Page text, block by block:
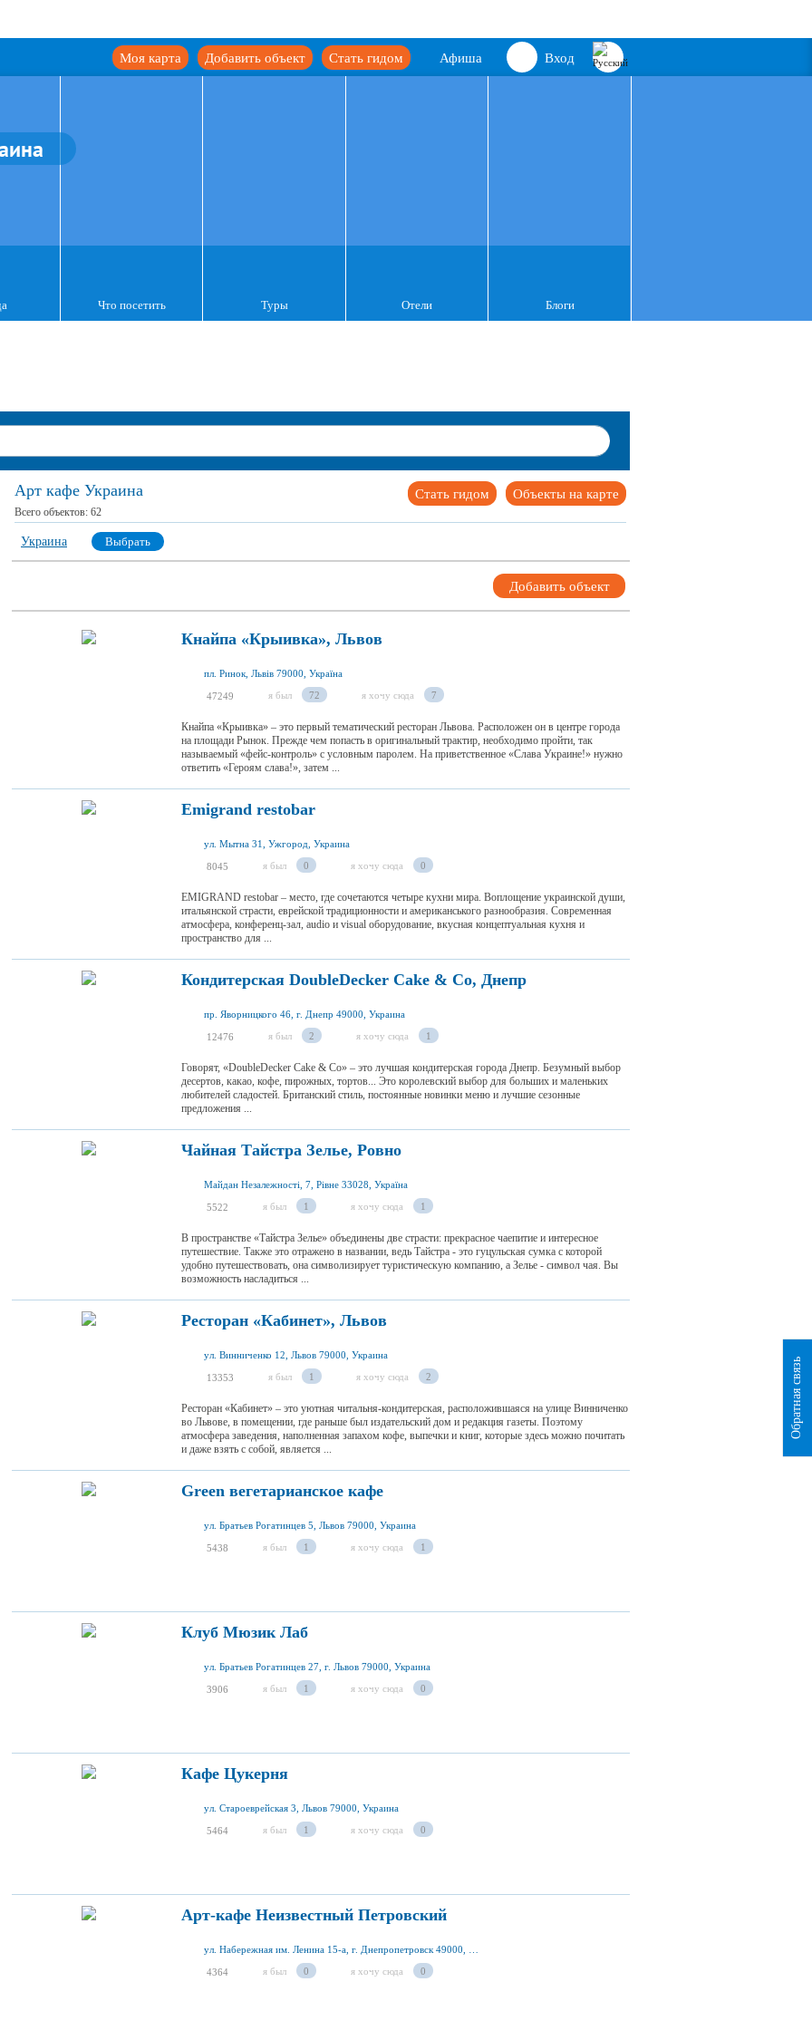
Вход
Афиша
Стать гидом
Добавить объект
Моя карта
Что посетить Туры Отели Блоги
Арт кафе Украина Объекты на карте
Стать гидом
Всего объектов: 62
Украина Выбрать
Добавить объект
Кнайпа «Крыивка», Львов
пл. Ринок, Львів 79000, Україна
47249 я был 72 я хочу сюда 7
Кнайпа «Крыивка» – это первый тематический ресторан Львова. Расположен он в центре города
на площади Рынок. Прежде чем попасть в оригинальный трактир, необходимо пройти, так
называемый «фейс-контроль» с условным паролем. На приветственное «Слава Украине!» нужно
ответить «Героям слава!», затем ...
Emigrand restobar
ул. Мытна 31, Ужгород, Украина
8045 я был 0 я хочу сюда 0
EMIGRAND restobar – место, где сочетаются четыре кухни мира. Воплощение украинской души,
итальянской страсти, еврейской традиционности и американського разнообразия. Современная
атмосфера, конференц-зал, audio и visual оборудование, вкусная концептуальная кухня и
пространство для ...
Кондитерская DoubleDecker Cake & Co, Днепр
пр. Яворницкого 46, г. Днепр 49000, Украина
12476 я был 2 я хочу сюда 1
Говорят, «DoubleDecker Cake & Co» – это лучшая кондитерская города Днепр. Безумный выбор
десертов, какао, кофе, пирожных, тортов... Это королевский выбор для больших и маленьких
любителей сладостей. Британский стиль, постоянные новинки меню и лучшие сезонные
предложения ...
Чайная Тайстра Зелье, Ровно
Майдан Незалежності, 7, Рівне 33028, Україна
5522 я был 1 я хочу сюда 1
В пространстве «Тайстра Зелье» объединены две страсти: прекрасное чаепитие и интересное
путешествие. Также это отражено в названии, ведь Тайстра - это гуцульская сумка с которой
удобно путешествовать, она символизирует туристическую компанию, а Зелье - символ чая. Вы
возможность насладиться ...
Ресторан «Кабинет», Львов
ул. Винниченко 12, Львов 79000, Украина
13353 я был 1 я хочу сюда 2
Ресторан «Кабинет» – это уютная читальня-кондитерская, расположившаяся на улице Винниченко
во Львове, в помещении, где раньше был издательский дом и редакция газеты. Поэтому
атмосфера заведения, наполненная запахом кофе, выпечки и книг, которые здесь можно почитать
и даже взять с собой, является ...
Green вегетарианское кафе
ул. Братьев Рогатинцев 5, Львов 79000, Украина
5438 я был 1 я хочу сюда 1
Клуб Мюзик Лаб
ул. Братьев Рогатинцев 27, г. Львов 79000, Украина
3906 я был 1 я хочу сюда 0
Кафе Цукерня
ул. Староеврейская 3, Львов 79000, Украина
5464 я был 1 я хочу сюда 0
Арт-кафе Неизвестный Петровский
4364 я был 0 я хочу сюда 0
Обратная связь